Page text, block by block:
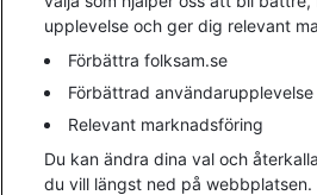
information).
upplevelse och ger dig relevant
Förbättra folksam.se
Förbättrad användarupplevelse
Relevant marknadsföring
Du kan ändra dina val och
du vill längst ned på webbplatsen.